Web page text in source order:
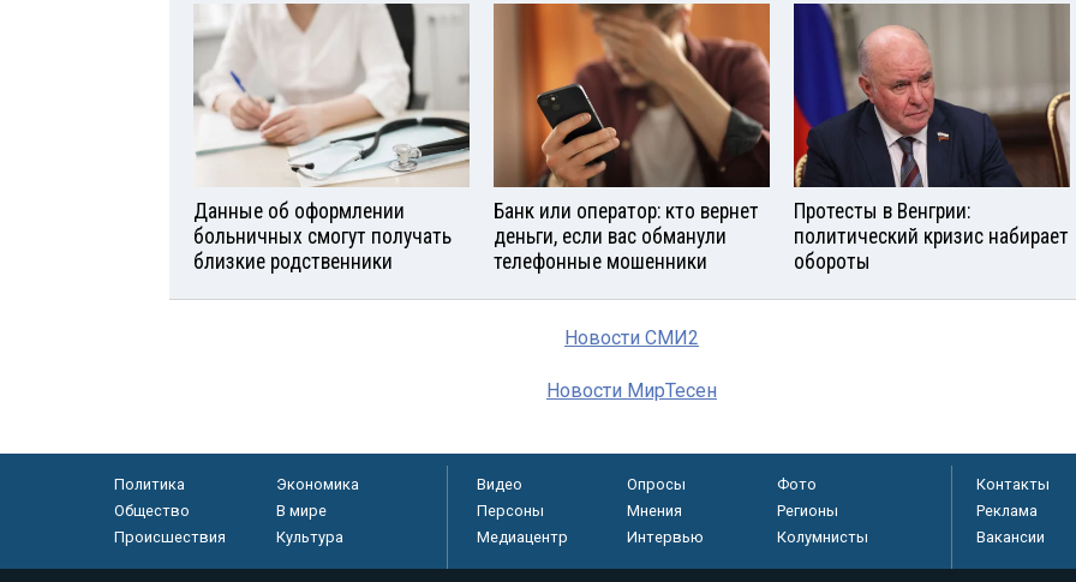
Данные об оформлении
больничных смогут получать
близкие родственники
Банк или оператор: кто вернет
деньги, если вас обманули
телефонные мошенники
Протесты в Венгрии:
политический кризис набирает
обороты
Новости СМИ2
Новости МирТесен
Политика
Экономика
Общество
В мире
Происшествия
Культура
Видео Опросы
Фото
Персоны
Мнения
Регионы
Медиацентр
Интервью Колумнисты
Контакты
Реклама
Вакансии